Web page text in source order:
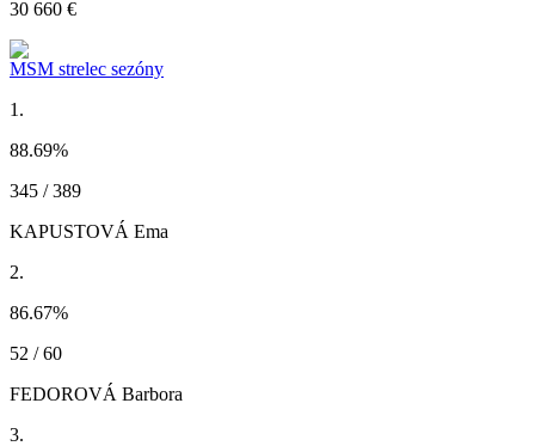
30 660 €
MSM strelec sezóny
1.
88.69%
345 / 389
KAPUSTOVÁ Ema
2.
86.67%
52 / 60
FEDOROVÁ Barbora
3.